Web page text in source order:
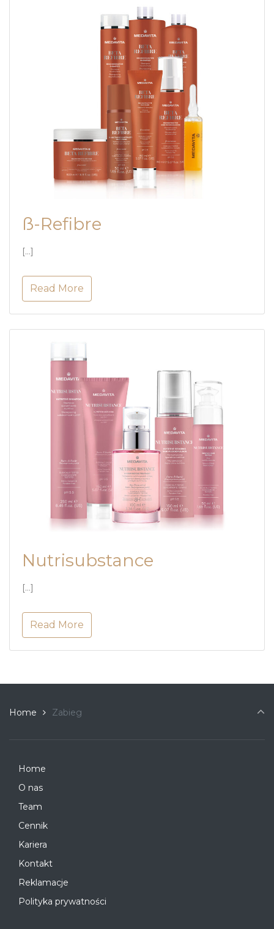
ß-Refibre
[…]
Read More
Nutrisubstance
[…]
Read More
Home Zabieg
Home
O nas
Team
Cennik
Kariera
Kontakt
Reklamacje
Polityka prywatności